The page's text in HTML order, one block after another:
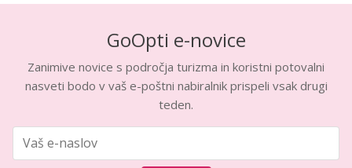
GoOpti e-novice
Zanimive novice s področja turizma in koristni potovalni
nasveti bodo v vaš e-poštni nabiralnik prispeli vsak drugi
teden.